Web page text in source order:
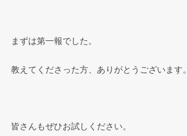
まずは第一報でした。
教えてくださった方、ありがとうございます。
皆さんもぜひお試しください。